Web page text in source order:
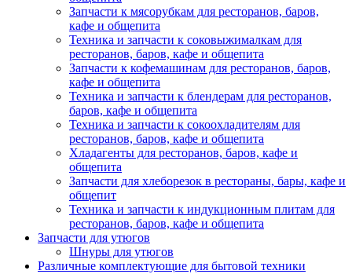
Запчасти к мясорубкам для ресторанов, баров,
кафе и общепита
Техника и запчасти к соковыжималкам для
ресторанов, баров, кафе и общепита
Запчасти к кофемашинам для ресторанов, баров,
кафе и общепита
Техника и запчасти к блендерам для ресторанов,
баров, кафе и общепита
Техника и запчасти к сокоохладителям для
ресторанов, баров, кафе и общепита
Хладагенты для ресторанов, баров, кафе и
общепита
Запчасти для хлеборезок в рестораны, бары, кафе и
общепит
Техника и запчасти к индукционным плитам для
ресторанов, баров, кафе и общепита
Запчасти для утюгов
Шнуры для утюгов
Различные комплектующие для бытовой техники